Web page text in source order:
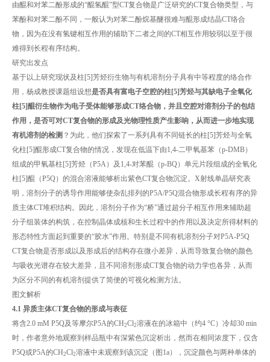
由醌和对苯二酚形成的“醌氢醌”型CT复合物是广泛研究的CT复合物类型，与
苯酚和对苯二酚不同，一般认为对苯二酚烷基醚很难与醌形成结晶CT络合
物，因为在没有氢键相互作用的辅助下二者之间的CT相互作用较弱以至于很
难得到长程有序结构。
研究出发点
基于以上研究现状及柱[5]芳烃衍生物与有机溶剂分子具有中等程度的络合作
用，杨成教授课题组设想是否具有富电子空腔的柱[5]芳烃与其缺电子全氧化
柱[5]醌衍生物作为电子受体能够形成CT络合物， 并且空腔对溶剂分子的包结
作用，是否可对CT复合物的形成及光物理性质产生影响，从而进一步地实现
有机溶剂的检测 ？为此，他们探索了一系列具有不同链长的柱[5]芳烃与全氧
化柱[5]醌形成CT复合物的情况，发现在低温下由1,4-二甲氧基苯（p-DMB）
组成的甲氧基柱[5]芳烃（P5A）及1,4-对苯醌（p-BQ）单元片段组成的全氧化
柱[5]醌（P5Q）的混合溶液能够析出紫色CT复合物沉淀。X射线单晶研究表
明，溶剂分子的诱导作用能够使杂乱排列的P5A/P5Q混合物形成长程有序的异
质主体CT堆积结构。因此，溶剂分子作为“桥”通过超分子相互作用来辅助超
分子组装体的构筑，在控制晶体成核和生长过程中的作用以及决定所得材料的
形态特性方面起到重要的“胶水”作用。特别是不同有机溶剂分子对P5A-P5Q
CT复合物是否形成以及形成后的结构存在微小差异，从而导致复合物的颜色
与吸收光谱存在较大差异，且不同溶剂形成CT复合物的动力学也各异，从而
为区分不同的有机溶剂提供了简便的可视化检测方法。
图文解析
4.1 异质主体CT复合物的形成与表征
将含2.0 mM P5Q及等摩尔P5A的CH2Cl2溶液在的冰箱中（约4 °C）冷却30 min
时，作者意外地观察到样品瓶中有深紫色沉淀析出，然而在相同浓度下，仅含
P5Q或P5A的CH2Cl2溶液中未观察到该沉淀（图1a），沉淀颜色与两种单体的